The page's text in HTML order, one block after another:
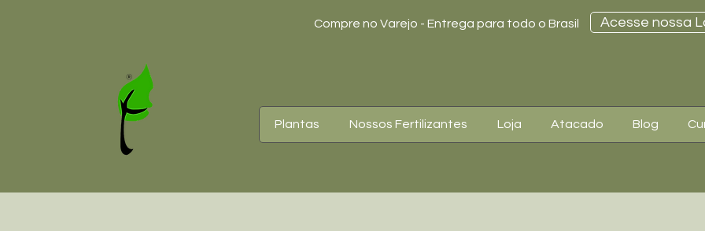
Compre no Varejo - Entrega para todo o Brasil Acesse nossa
Plantas Nossos Fertilizantes Loja Atacado Blog